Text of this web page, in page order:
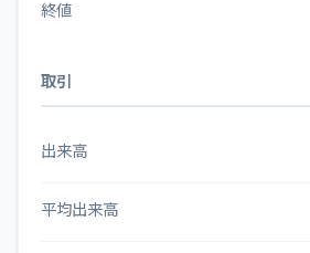
終値
取引
出来高
平均出来高